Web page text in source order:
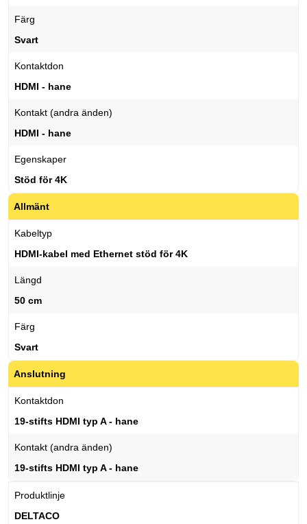
Färg
Svart
Kontaktdon
HDMI - hane
Kontakt (andra änden)
HDMI - hane
Egenskaper
Stöd för 4K
Allmänt
Kabeltyp
HDMI-kabel med Ethernet stöd för 4K
Längd
50 cm
Färg
Svart
Anslutning
Kontaktdon
19-stifts HDMI typ A - hane
Kontakt (andra änden)
19-stifts HDMI typ A - hane
Produktlinje
DELTACO